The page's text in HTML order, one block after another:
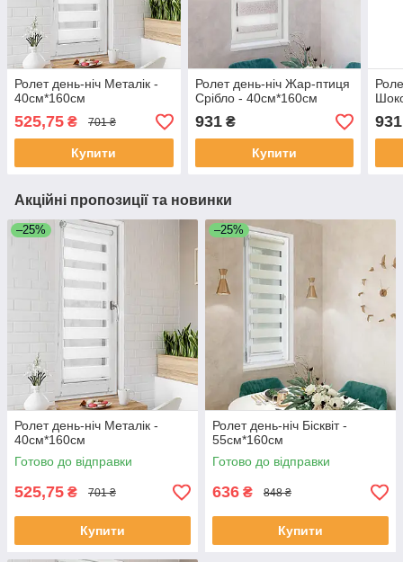
Ролет день-ніч Металік -
40см*160см
525,75 ₴ 701 ₴
Купити
Ролет день-ніч Жар-птиця
Срібло - 40см*160см
931₴
Купити
931
Акційні пропозиції та новинки
–25%
Ролет день-ніч Металік -
40см*160см
Готово до відправки
525,75 ₴ 701 ₴
Купити
–25%
Ролет день-ніч Бісквіт -
55см*160см
Готово до відправки
636 ₴ 848 ₴
Купити